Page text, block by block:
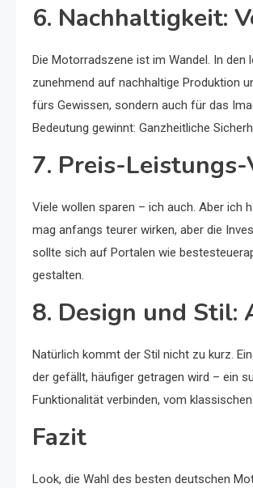
6. Nachhaltigkeit:
Die Motorradszene ist im Wandel. In
zunehmend auf nachhaltige Produktion
fürs Gewissen, sondern auch für das
Bedeutung gewinnt: Ganzheitliche
7. Preis-
Viele wollen sparen – ich auch. Aber ich
mag anfangs teurer wirken, aber die
sollte sich auf Portalen wie
gestalten.
8. Design und Stil:
Natürlich kommt der Stil nicht zu kurz.
der gefällt, häufiger getragen wird – ein
Funktionalität verbinden, vom
Fazit
Look, die Wahl des besten deutschen